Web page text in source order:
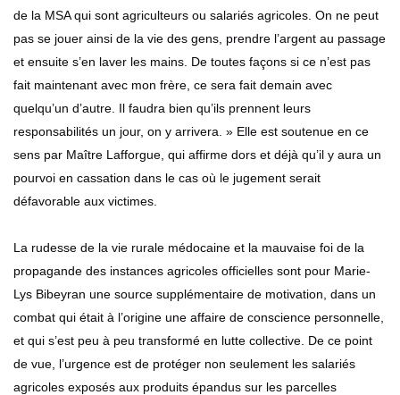
de la MSA qui sont agriculteurs ou salariés agricoles. On ne peut
pas se jouer ainsi de la vie des gens, prendre l’argent au passage
et ensuite s’en laver les mains. De toutes façons si ce n’est pas
fait maintenant avec mon frère, ce sera fait demain avec
quelqu’un d’autre. Il faudra bien qu’ils prennent leurs
responsabilités un jour, on y arrivera. » Elle est soutenue en ce
sens par Maître Lafforgue, qui affirme dors et déjà qu’il y aura un
pourvoi en cassation dans le cas où le jugement serait
défavorable aux victimes.
La rudesse de la vie rurale médocaine et la mauvaise foi de la
propagande des instances agricoles officielles sont pour Marie-
Lys Bibeyran une source supplémentaire de motivation, dans un
combat qui était à l’origine une affaire de conscience personnelle,
et qui s’est peu à peu transformé en lutte collective. De ce point
de vue, l’urgence est de protéger non seulement les salariés
agricoles exposés aux produits épandus sur les parcelles